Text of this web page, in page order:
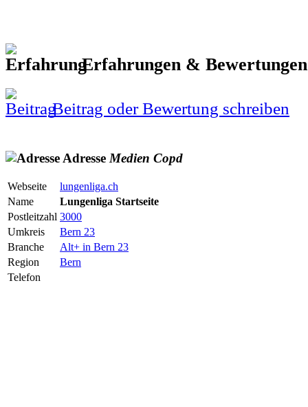
Erfahrungen &
Beitrag oder Bewertung schreiben
Adresse Medien Copd
Webseite
lungenliga.ch
Name
Lungenliga Startseite
Postleitzahl 3000
Umkreis
Bern 23
Branche
Alt+ in Bern 23
Region
Bern
Telefon